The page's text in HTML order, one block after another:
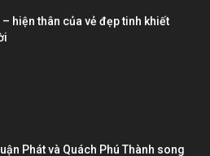
hiện thân của vẻ đẹp tinh khiết
Phát và Quách Phú Thành song